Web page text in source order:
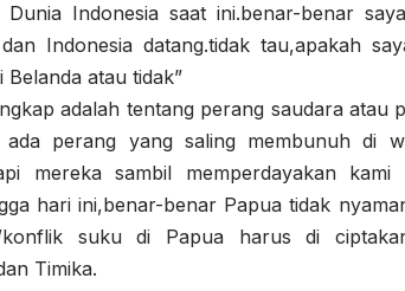
Indonesia saat ini.benar-benar
Indonesia datang.tidak tau,apakah
atau tidak”
adalah tentang perang saudara atau
ada perang yang saling membunuh di
mereka sambil memperdayakan
hari ini,benar-benar Papua tidak
konflik suku di Papua harus di
Timika.